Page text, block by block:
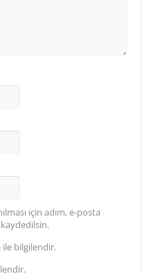
için adım, e-posta
bilgilendir.